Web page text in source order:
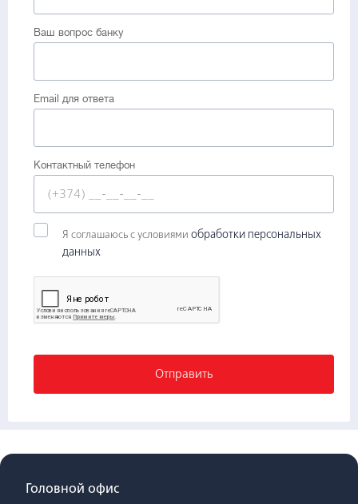
Ваш вопрос банку
Email для ответа
Контактный телефон
Я соглашаюсь с условиями обработки персональных
данных
Отправить
Головной офис